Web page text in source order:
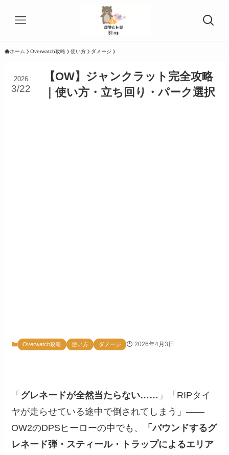
ホーム Overwatch攻略 使い方 ダメージ
【OW】ジャンクラット完全攻略
｜使い方・立ち回り・パーク選択
2026
3/22
Overwatch攻略 使い方 ダメージ 2026年4月3日
「 グレネードが全然当たらない…… 」「RIPタイ
ヤが走らせている途中で倒されてしまう」——
OW2のDPSヒーローの中でも、
「バウンドするグ
レネード弾・スティール・トラップによるエリア